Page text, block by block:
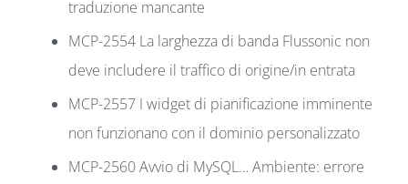
traduzione mancante
MCP-2554 La larghezza di banda Flussonic non
deve includere il traffico di origine/in entrata
MCP-2557 I widget di pianificazione imminente
non funzionano con il dominio personalizzato
MCP-2560 Avvio di MySQL… Ambiente: errore